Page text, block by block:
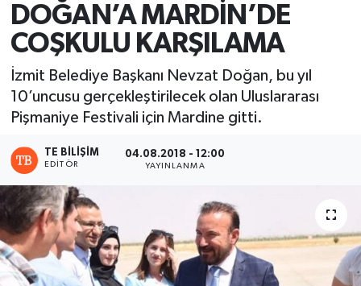
DOĞAN’A MARDİN’DE
COŞKULU KARŞILAMA
İzmit Belediye Başkanı Nevzat Doğan, bu yıl
10’uncusu gerçekleştirilecek olan Uluslararası
Pişmaniye Festivali için Mardine gitti.
TE BILIŞIM
EDITÖR
04.08.2018 - 12:00
YAYINLANMA